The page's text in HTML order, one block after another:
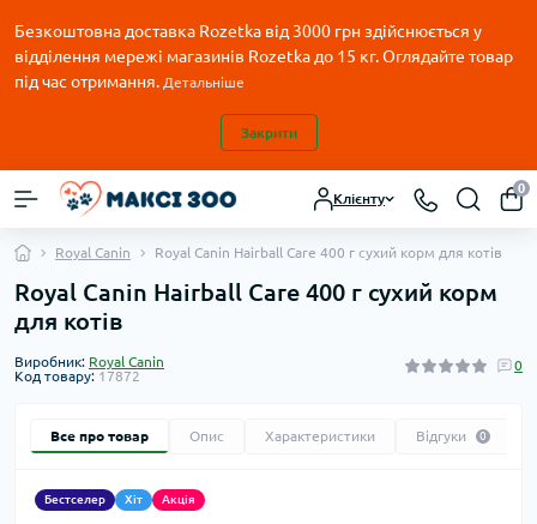
Безкоштовна доставка Rozetka від 3000 грн здійснюється у
відділення мережі магазинів Rozetka до 15 кг. Оглядайте товар
під час отримання. Детальніше
Закрити
Клієнту
0
Royal Canin Royal Canin Hairball Care 400 г сухий корм для котів
Royal Canin Hairball Care 400 г сухий корм
для котів
Виробник: Royal Canin
Код товару: 17872
0
Все про товар Опис Характеристики Відгуки 0
Бестселер Хіт Акція